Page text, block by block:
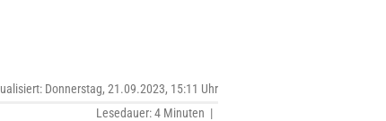
Donnerstag, 21.09.2023, 15:11 Uhr
Lesedauer: 4 Minuten |